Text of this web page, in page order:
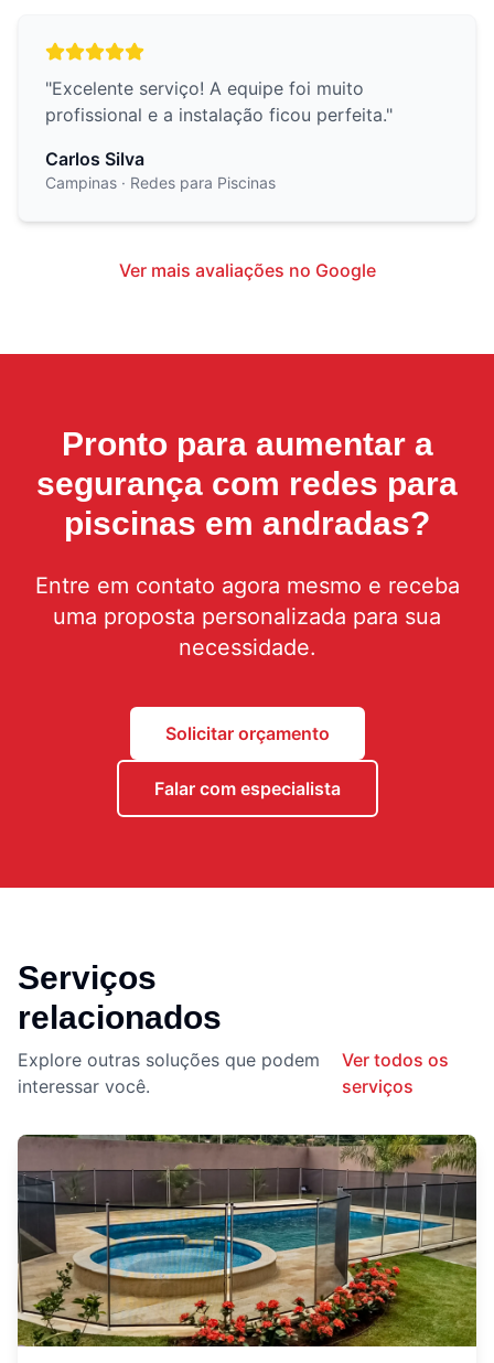
"Excelente serviço! A equipe foi muito
profissional e a instalação ficou perfeita."
Carlos Silva
Campinas · Redes para Piscinas
Ver mais avaliações no Google
Pronto para aumentar a
segurança com redes para
piscinas em andradas?
Entre em contato agora mesmo e receba
uma proposta personalizada para sua
necessidade.
Solicitar orçamento
Falar com especialista
Serviços
relacionados
Explore outras soluções que podem
interessar você.
Ver todos os
serviços